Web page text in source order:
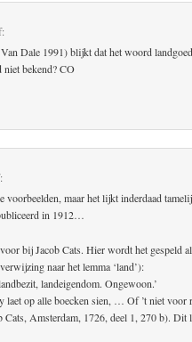
Dale 1991) blijkt dat het woord
bekend? CO
voorbeelden, maar het lijkt inderdaad
in 1912…
bij Jacob Cats. Hier wordt het gespeld
naar het lemma ‘land’):
landeigendom. Ongewoon.’
op alle boecken sien, … Of ’t niet voor
Cats, Amsterdam, 1726, deel 1, 270 b). Dit